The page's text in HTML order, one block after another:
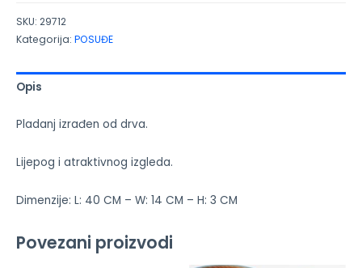
SKU: 29712
Kategorija: POSUĐE
Opis
Pladanj izrađen od drva.
Lijepog i atraktivnog izgleda.
Dimenzije: L: 40 CM – W: 14 CM – H: 3 CM
Povezani proizvodi